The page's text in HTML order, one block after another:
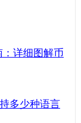
详细图解币
多少种语言